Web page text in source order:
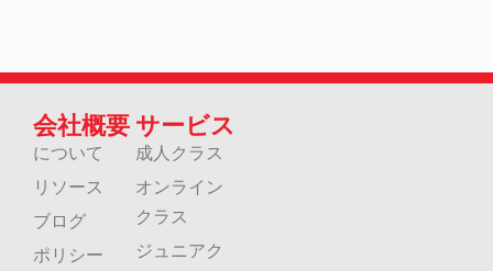
会社概要
について
リソース
ブログ
ポリシー
サービス
成人クラス
オンライン
クラス
ジュニアク